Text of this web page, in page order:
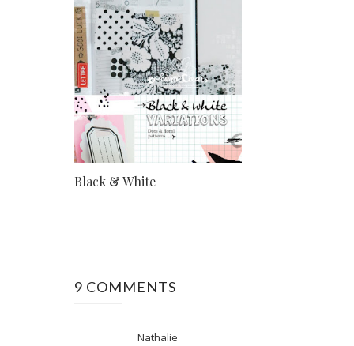
Black & White
9 COMMENTS
Nathalie